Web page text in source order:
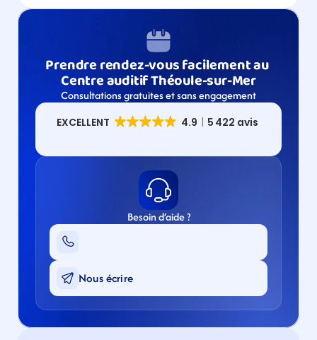
Prendre rendez-vous facilement au
Centre auditif Théoule-sur-Mer
Consultations gratuites et sans engagement
Besoin d’aide ?
Nous écrire